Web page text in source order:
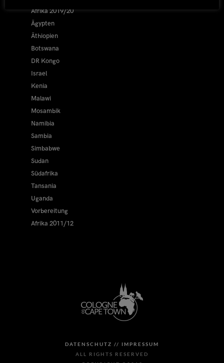
Afrika 2019/20
Ägypten
Äthiopien
Botswana
DR Kongo
Israel
Kenia
Malawi
Mosambik
Namibia
Sambia
Simbabwe
Sudan
Südafrika
Tansania
Uganda
Vorbereitung
Afrika 2011/12
DATENSCHUTZ // IMPRESSUM
ALL RIGHTS RESERVED